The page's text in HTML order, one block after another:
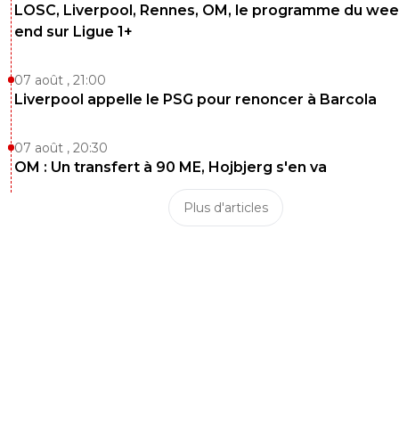
LOSC, Liverpool, Rennes, OM, le programme du
end sur Ligue 1+
07 août , 21:00
Liverpool appelle le PSG pour renoncer à Barcola
07 août , 20:30
OM : Un transfert à 90 ME, Hojbjerg s'en va
Plus d'articles